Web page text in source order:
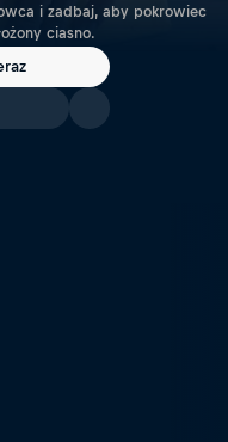
i zadbaj, aby pokrowiec
ciasno.